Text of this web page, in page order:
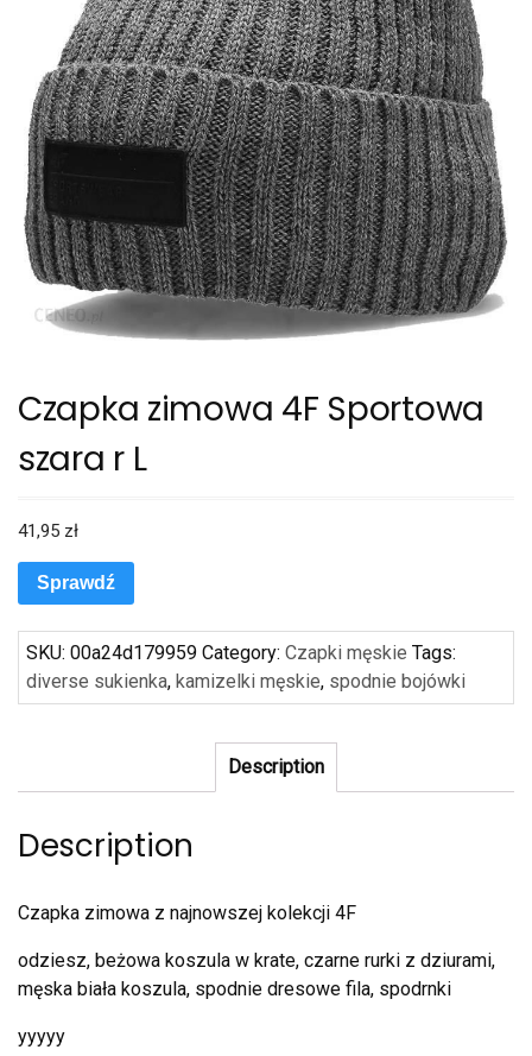
Czapka zimowa 4F Sportowa
szara r L
41,95 zł
Sprawdź
SKU: 00a24d179959 Category: Czapki męskie Tags:
diverse sukienka, kamizelki męskie, spodnie bojówki
Description
Description
Czapka zimowa z najnowszej kolekcji 4F
odziesz, beżowa koszula w krate, czarne rurki z dziurami,
męska biała koszula, spodnie dresowe fila, spodrnki
yyyyy